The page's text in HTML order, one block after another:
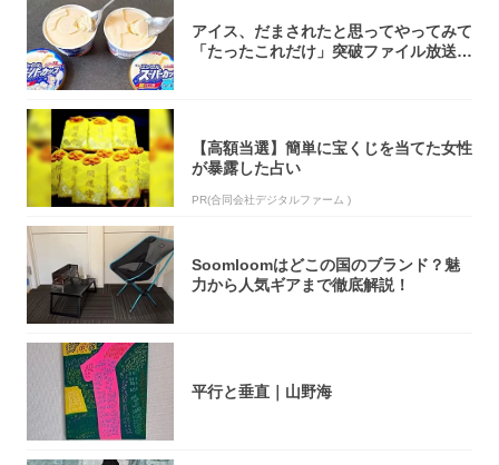
アイス、だまされたと思ってやってみて
「たったこれだけ」突破ファイル放送で
【高額当選】簡単に宝くじを当てた女性
が暴露した占い
PR(合同会社デジタルファーム )
Soomloomはどこの国のブランド？魅
力から人気ギアまで徹底解説！
平行と垂直｜山野海